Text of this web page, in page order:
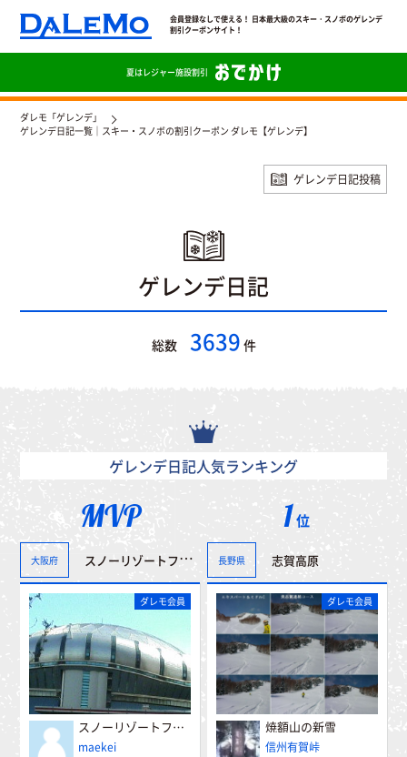
会員登録なしで使える！ 日本最大級のスキー・スノボのゲレンデ
割引クーポンサイト！
夏はレジャー施設割引
ダレモ「ゲレンデ」
ゲレンデ日記一覧｜スキー・スノボの割引クーポン ダレモ【ゲレンデ】
ゲレンデ日記投稿
ゲレンデ日記
総数 3639 件
ゲレンデ日記人気ランキング
MVP
大阪府 スノーリゾートフェアー”冬博”へ行って来ました。＾＾
ダレモ会員
スノーリゾートフェアー”冬博”へ行って来ました。＾＾
maekei
1位
長野県 志賀高原
ダレモ会員
焼額山の新雪
信州有賀峠